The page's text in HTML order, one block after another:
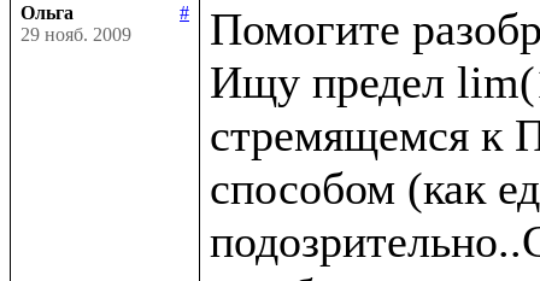
Ольга
#
29 нояб. 2009
Помогите
Ищу предел
стремящемся к
способом (как